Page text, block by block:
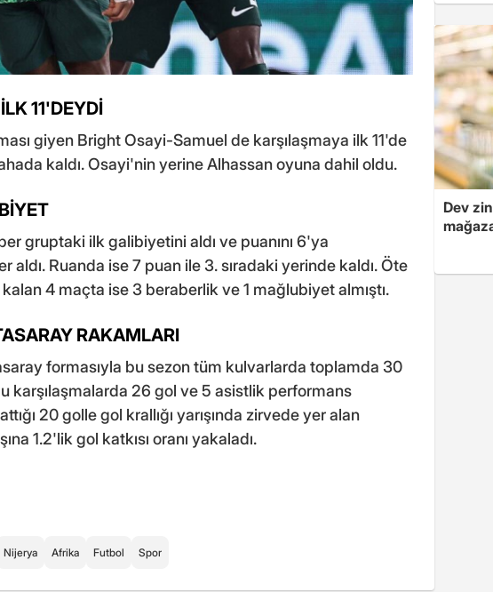
11'DEYDİ
giyen Bright Osayi-Samuel de karşılaşmaya ilk 11'de
kaldı. Osayi'nin yerine Alhassan oyuna dahil oldu.
gruptaki ilk galibiyetini aldı ve puanını 6'ya
aldı. Ruanda ise 7 puan ile 3. sıradaki yerinde kaldı. Öte
4 maçta ise 3 beraberlik ve 1 mağlubiyet almıştı.
RAKAMLARI
formasıyla bu sezon tüm kulvarlarda toplamda 30
karşılaşmalarda 26 gol ve 5 asistlik performans
20 golle gol krallığı yarışında zirvede yer alan
1.2'lik gol katkısı oranı yakaladı.
Nijerya Afrika Futbol Spor
Dev